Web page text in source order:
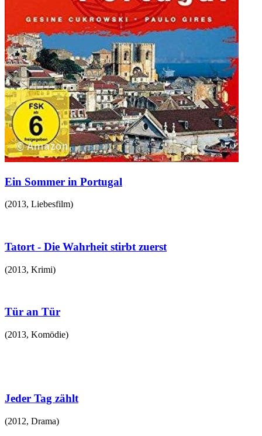
Ein Sommer in Portugal
(2013, Liebesfilm)
Tatort - Die Wahrheit stirbt zuerst
(2013, Krimi)
Tür an Tür
(2013, Komödie)
Jeder Tag zählt
(2012, Drama)